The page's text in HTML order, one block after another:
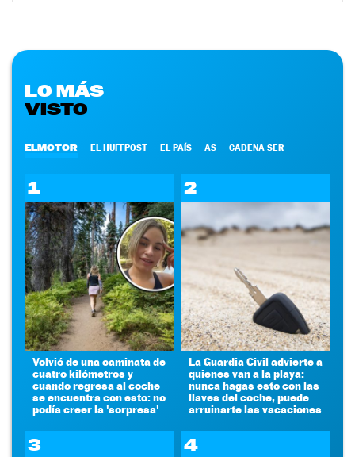
LO MÁS
VISTO
ELMOTOR EL HUFFPOST EL PAÍS AS CADENA SER
1
Volvió de una caminata de
cuatro kilómetros y
cuando regresa al coche
se encuentra con esto: no
podía creer la 'sorpresa'
2
La Guardia Civil advierte a
quienes van a la playa:
nunca hagas esto con las
llaves del coche, puede
arruinarte las vacaciones
3 4